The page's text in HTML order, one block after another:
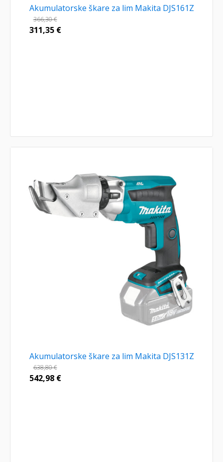
Akumulatorske škare za lim Makita DJS161Z
366,30€
311,35 €
Akumulatorske škare za lim Makita DJS131Z
638,80€
542,98 €